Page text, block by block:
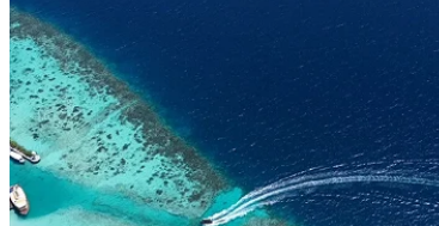
Ciad
剛